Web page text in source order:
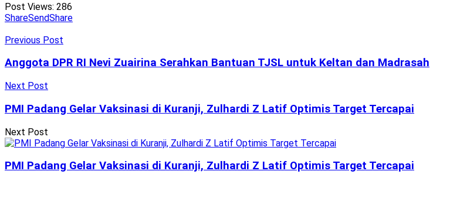
Post Views: 286
ShareSendShare
Previous Post
Anggota DPR RI Nevi Zuairina Serahkan Bantuan TJSL untuk Keltan dan Madrasah
Next Post
PMI Padang Gelar Vaksinasi di Kuranji, Zulhardi Z Latif Optimis Target Tercapai
Next Post
PMI Padang Gelar Vaksinasi di Kuranji, Zulhardi Z Latif Optimis Target Tercapai